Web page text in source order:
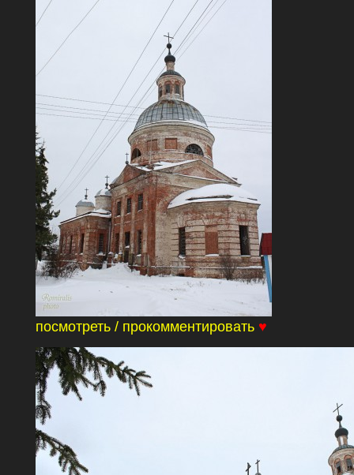
посмотреть / прокомментировать ♥